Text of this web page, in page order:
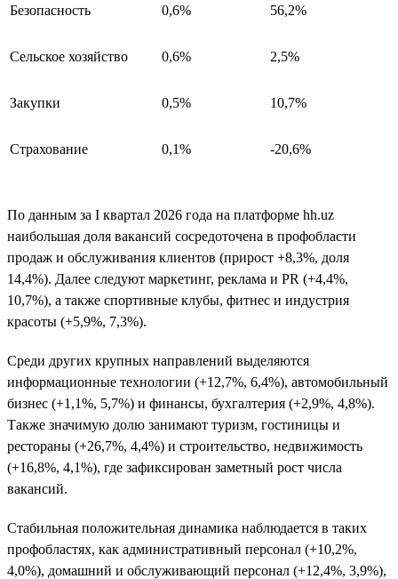
Безопасность 0,6% 56,2%
Сельское хозяйство 0,6% 2,5%
Закупки 0,5% 10,7%
Страхование 0,1% -20,6%
По данным за I квартал 2026 года на платформе hh.uz
наибольшая доля вакансий сосредоточена в профобласти
продаж и обслуживания клиентов (прирост +8,3%, доля
14,4%). Далее следуют маркетинг, реклама и PR (+4,4%,
10,7%), а также спортивные клубы, фитнес и индустрия
красоты (+5,9%, 7,3%).
Среди других крупных направлений выделяются
информационные технологии (+12,7%, 6,4%), автомобильный
бизнес (+1,1%, 5,7%) и финансы, бухгалтерия (+2,9%, 4,8%).
Также значимую долю занимают туризм, гостиницы и
рестораны (+26,7%, 4,4%) и строительство, недвижимость
(+16,8%, 4,1%), где зафиксирован заметный рост числа
вакансий.
Стабильная положительная динамика наблюдается в таких
профобластях, как административный персонал (+10,2%,
4,0%), домашний и обслуживающий персонал (+12,4%, 3,9%),